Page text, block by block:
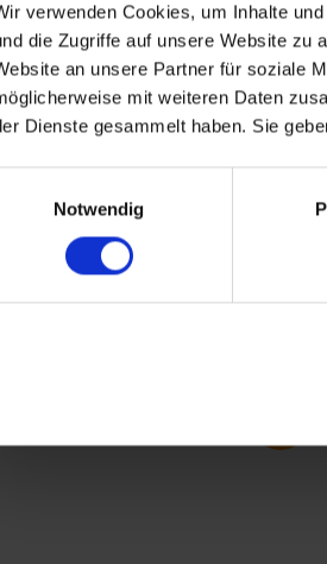
verwenden Cookies, um Inhalte
die Zugriffe auf unsere Website zu
an unsere Partner für soziale
mit weiteren Daten
Dienste gesammelt haben. Sie
Notwendig
Tem
conta